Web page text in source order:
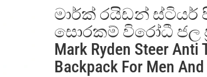
මාර්ක් රයිඩන් ස්ටියර්
සොරකම් විරෝධී ජල
Mark Ryden Steer Anti
Backpack For Men